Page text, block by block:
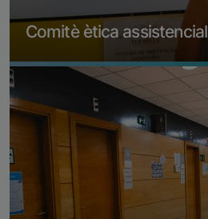
Comitè ètica assistencial
Veure vídeo
Imagen